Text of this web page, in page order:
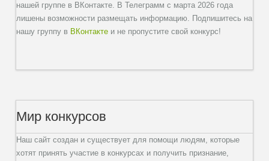
нашей группе в ВКонтакте. В Телеграмм с марта 2026 года
лишены возможности размещать информацию. Подпишитесь на
нашу группу в ВКонтакте и не пропустите свой конкурс!
Мир конкурсов
Наш сайт создан и существует для помощи людям, которые
хотят принять участие в конкурсах и получить признание,